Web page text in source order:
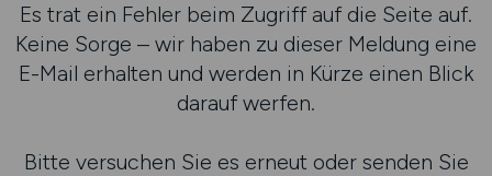
Es trat ein Fehler beim Zugriff auf die Seite auf.
Keine Sorge – wir haben zu dieser Meldung eine
E-Mail erhalten und werden in Kürze einen Blick
darauf werfen.
Bitte versuchen Sie es erneut oder senden Sie